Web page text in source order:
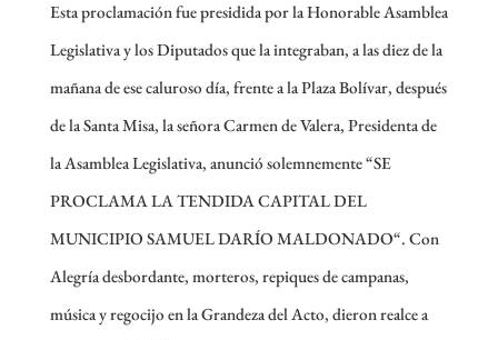
Esta proclamación fue presidida por la Honorable Asamblea
Legislativa y los Diputados que la integraban, a las diez de la
mañana de ese caluroso día, frente a la Plaza Bolívar, después
de la Santa Misa, la señora Carmen de Valera, Presidenta de
la Asamblea Legislativa, anunció solemnemente “SE
PROCLAMA LA TENDIDA CAPITAL DEL
MUNICIPIO SAMUEL DARÍO MALDONADO“. Con
Alegría desbordante, morteros, repiques de campanas,
música y regocijo en la Grandeza del Acto, dieron realce a